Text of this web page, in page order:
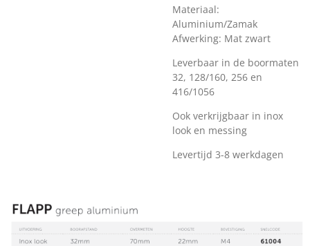
Materiaal:
Aluminium/Zamak
Afwerking: Mat zwart
Leverbaar in de boormaten
32, 128/160, 256 en
416/1056
Ook verkrijgbaar in inox
look en messing
Levertijd 3-8 werkdagen